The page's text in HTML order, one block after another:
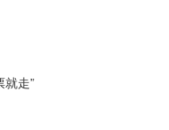
就走”